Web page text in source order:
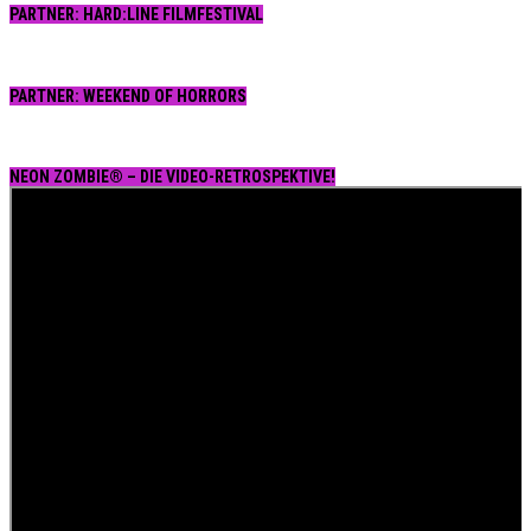
PARTNER: HARD:LINE FILMFESTIVAL
PARTNER: WEEKEND OF HORRORS
NEON ZOMBIE® – DIE VIDEO-RETROSPEKTIVE!